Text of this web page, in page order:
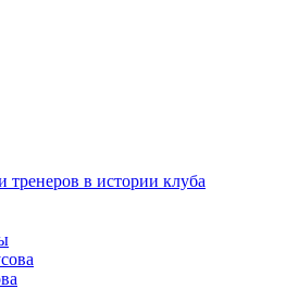
тренеров в истории клуба